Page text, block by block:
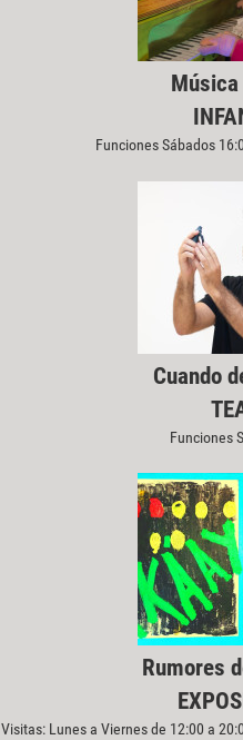
Funciones Sábados
Cuando
Funciones
Rumores
Visitas: Lunes a Viernes de 12:00 a